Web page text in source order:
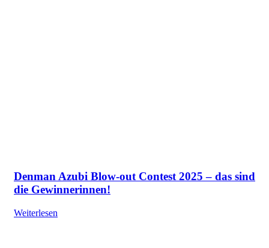
Denman Azubi Blow-out Contest 2025 – das sind
die Gewinnerinnen!
Weiterlesen